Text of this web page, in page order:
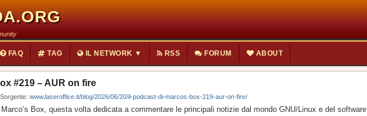
FAQ TAG IL NETWORK ▼ RSS FORUM ABOUT
#219 – AUR on fire
www.laseroffice.it/blog/2026/06/20/il-podcast-di-marcos-box-219-aur-on-fire/
Box, questa volta dedicata a commentare le principali notizie dal mondo GNU/Linux e del software